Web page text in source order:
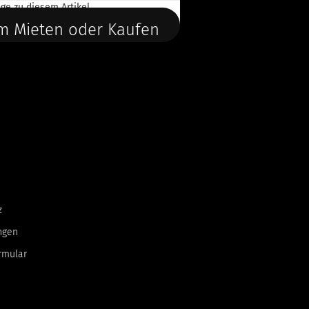
zu diesem Artikel.
Mieten oder Kaufen